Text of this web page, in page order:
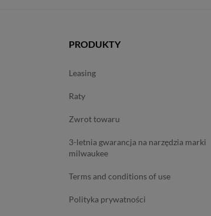
PRODUKTY
leasing
raty
zwrot towaru
3-letnia gwarancja na narzędzia marki
milwaukee
terms and conditions of use
polityka prywatności